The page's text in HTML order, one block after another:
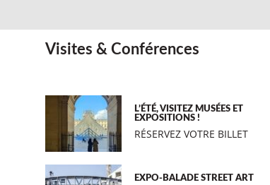
Visites & Conférences
L’ÉTÉ, VISITEZ MUSÉES ET
EXPOSITIONS !
RÉSERVEZ VOTRE BILLET
EXPO-BALADE STREET ART